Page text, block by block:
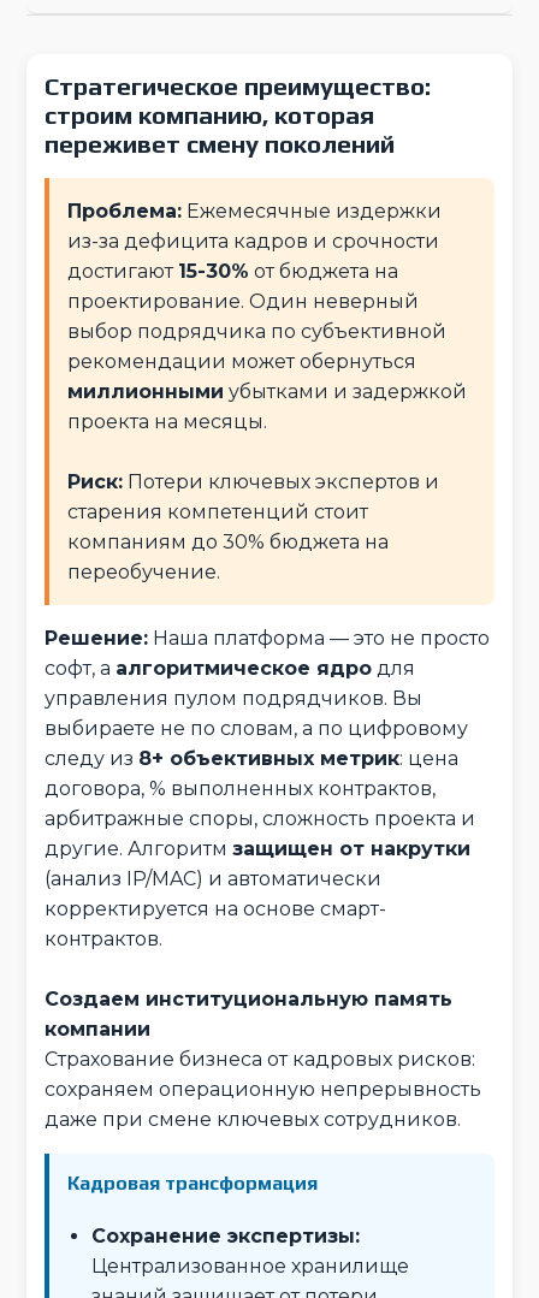
Стратегическое преимущество:
строим компанию, которая
переживет смену поколений
Проблема: Ежемесячные издержки
из-за дефицита кадров и срочности
достигают 15-30% от бюджета на
проектирование. Один неверный
выбор подрядчика по субъективной
рекомендации может обернуться
миллионными убытками и задержкой
проекта на месяцы.
Риск: Потери ключевых экспертов и
старения компетенций стоит
компаниям до 30% бюджета на
переобучение.
Решение: Наша платформа — это не просто
софт, а алгоритмическое ядро для
управления пулом подрядчиков. Вы
выбираете не по словам, а по цифровому
следу из 8+ объективных метрик: цена
договора, % выполненных контрактов,
арбитражные споры, сложность проекта и
другие. Алгоритмзащищен от накрутки
(анализ IP/MAC) и автоматически
корректируется на основе смарт-
контрактов.
Создаем институциональную память
компании
Страхование бизнеса от кадровых рисков:
сохраняем операционную непрерывность
даже при смене ключевых сотрудников.
Кадровая трансформация
Сохранение экспертизы:
Централизованное хранилище